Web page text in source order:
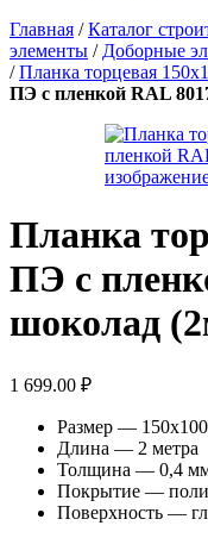
Главная /Каталог
элементы / Доборные
/Планка торцевая
ПЭ с пленкой RAL
Планка
ПЭ с
шоколад
1 699.00 ₽
Размер —
Длина — 2 метра
Толщина — 0,4
Покрытие —
Поверхность —